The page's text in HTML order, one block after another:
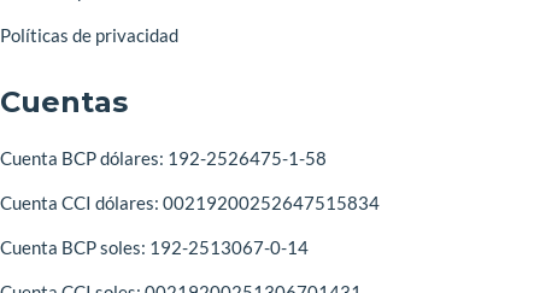
Políticas de privacidad
Cuentas
Cuenta BCP dólares: 192-2526475-1-58
Cuenta CCI dólares: 00219200252647515834
Cuenta BCP soles: 192-2513067-0-14